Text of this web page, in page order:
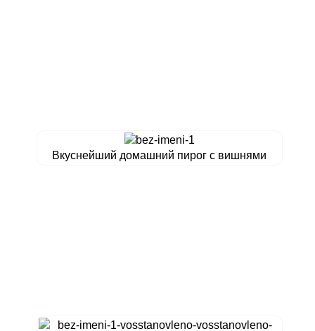
Вкуснейший домашний пирог с вишнями